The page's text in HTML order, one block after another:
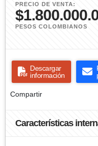
PRECIO DE VENTA:
PESOS COLOMBIANOS
Descargar
información
Compartir
Características